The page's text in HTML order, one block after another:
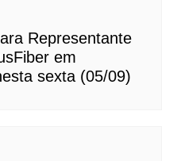
Representante
em
sexta (05/09)